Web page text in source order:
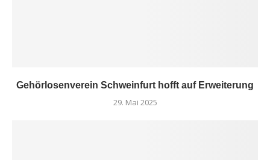
Gehörlosenverein Schweinfurt hofft auf Erweiterung
29. Mai 2025